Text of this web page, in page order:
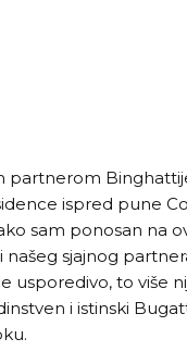
partnerom
ispred pune
sam ponosan na
sjajnog
usporedivo, to više
i istinski